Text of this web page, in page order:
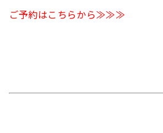
ご予約はこちらから≫≫≫